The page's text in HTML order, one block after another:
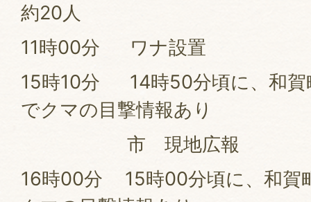
約20人
11時00分 ワナ設置
15時10分 14時50分頃に、和賀
でクマの目撃情報あり
市 現地広報
16時00分 15時00分頃に、和賀